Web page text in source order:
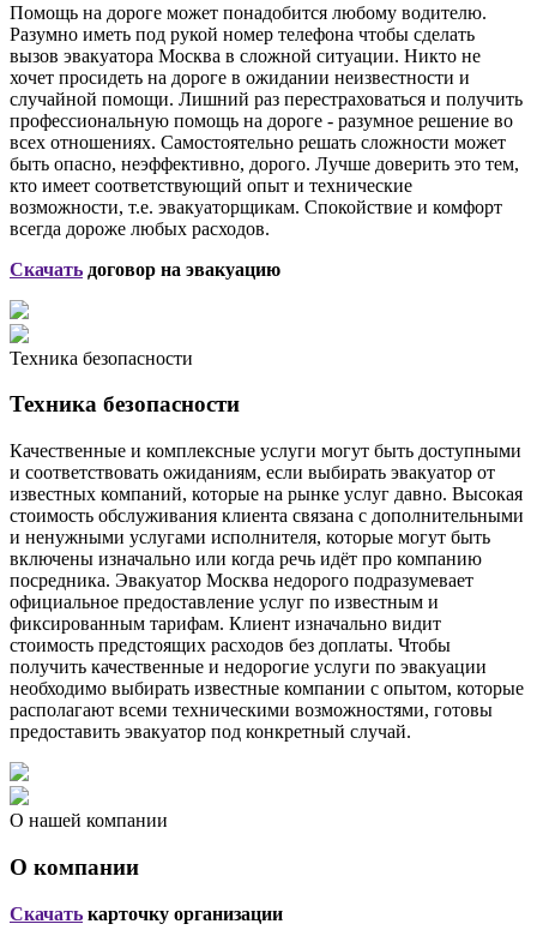
Помощь на дороге может понадобится любому водителю.
Разумно иметь под рукой номер телефона чтобы сделать
вызов эвакуатора Москва в сложной ситуации. Никто не
хочет просидеть на дороге в ожидании неизвестности и
случайной помощи. Лишний раз перестраховаться и получить
профессиональную помощь на дороге - разумное решение во
всех отношениях. Самостоятельно решать сложности может
быть опасно, неэффективно, дорого. Лучше доверить это тем,
кто имеет соответствующий опыт и технические
возможности, т.е. эвакуаторщикам. Спокойствие и комфорт
всегда дороже любых расходов.
Скачать договор на эвакуацию
Техника безопасности
Техника безопасности
Качественные и комплексные услуги могут быть доступными
и соответствовать ожиданиям, если выбирать эвакуатор от
известных компаний, которые на рынке услуг давно. Высокая
стоимость обслуживания клиента связана с дополнительными
и ненужными услугами исполнителя, которые могут быть
включены изначально или когда речь идёт про компанию
посредника. Эвакуатор Москва недорого подразумевает
официальное предоставление услуг по известным и
фиксированным тарифам. Клиент изначально видит
стоимость предстоящих расходов без доплаты. Чтобы
получить качественные и недорогие услуги по эвакуации
необходимо выбирать известные компании с опытом, которые
располагают всеми техническими возможностями, готовы
предоставить эвакуатор под конкретный случай.
О нашей компании
О компании
Скачать карточку организации